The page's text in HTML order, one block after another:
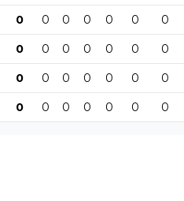
0 0 0 0 0 0 0
0 0 0 0 0 0 0
0 0 0 0 0 0 0
0 0 0 0 0 0 0